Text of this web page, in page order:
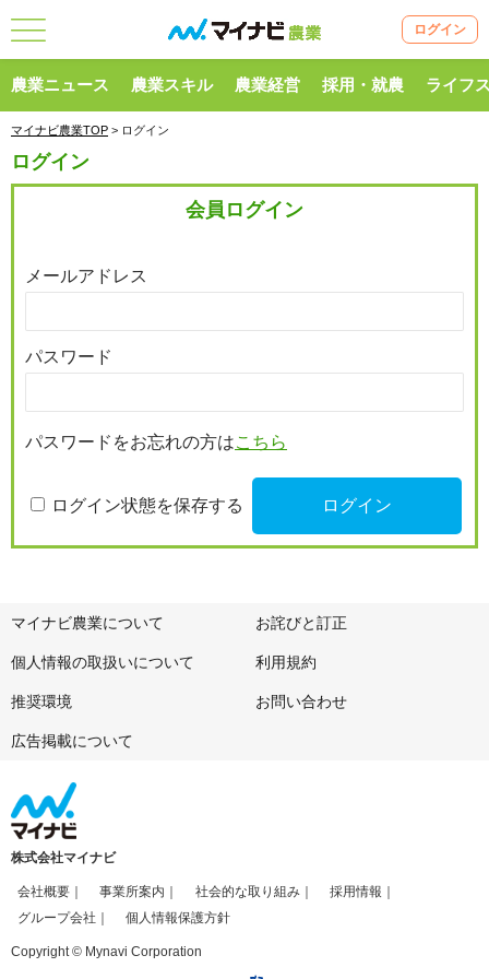
ログイン
農業ニュース 農業スキル 農業経営 採用・就農 ライフ
マイナビ農業TOP > ログイン
ログイン
会員ログイン
メールアドレス
パスワード
パスワードをお忘れの方はこちら
ログイン状態を保存する
マイナビ農業について お詫びと訂正
個人情報の取扱いについて 利用規約
推奨環境 お問い合わせ
広告掲載について
株式会社マイナビ
会社概要 事業所案内 社会的な取り組み
採用情報
グループ会社
個人情報保護方針
Copyright © Mynavi Corporation